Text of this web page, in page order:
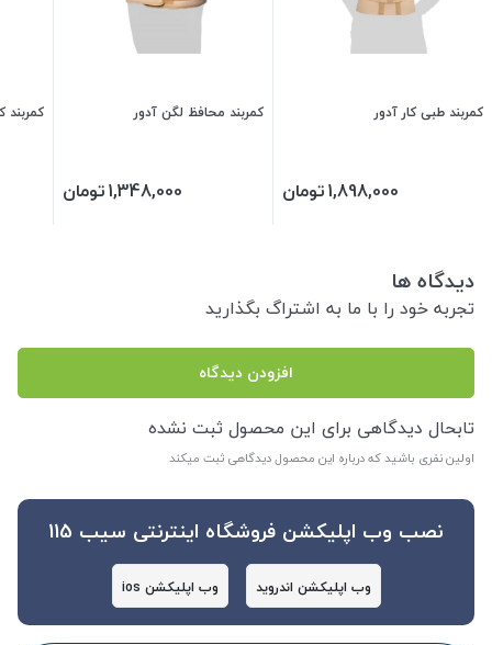
کمربند طبی کار آدور
1,898,000تومان
کمربند محافظ لگن آدور
1,348,000تومان
کمربند
دیدگاه ها
تجربه خود را با ما به اشتراگ بگذارید
افزودن دیدگاه
تابحال دیدگاهی برای این محصول ثبت نشده
اولین نفری باشید که درباره این محصول دیدگاهی ثبت میکند
نصب وب اپلیکشن فروشگاه اینترنتی سیب 115
وب اپلیکشن اندروید وب اپلیکشن ios